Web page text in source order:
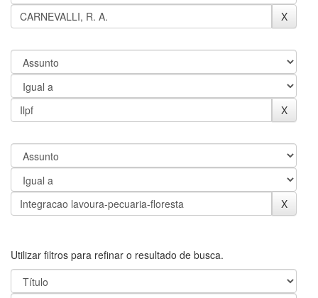
Utilizar filtros para refinar o resultado de busca.